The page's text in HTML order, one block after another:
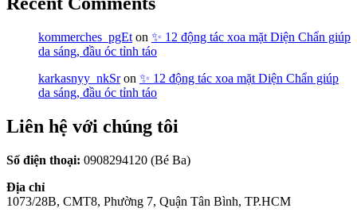
kommerches_pgEt on ✨ 12 động tác xoa mặt Diện Chẩn giúp
da sáng, đầu óc tỉnh táo
karkasnyy_nkSron ✨ 12 động tác xoa mặt Diện Chẩn giúp
da sáng, đầu óc tỉnh táo
Liên hệ với chúng tôi
Số điện thoại: 0908294120 (Bé Ba)
Địa chỉ
1073/28B, CMT8, Phường 7, Quận Tân Bình, TP.HCM